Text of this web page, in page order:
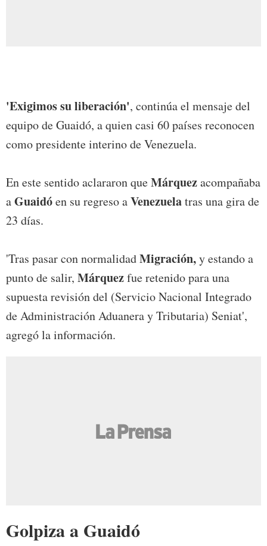
'Exigimos su liberación', continúa el mensaje del
equipo de Guaidó, a quien casi 60 países reconocen
como presidente interino de Venezuela.
En este sentido aclararon queMárquezacompañaba
aGuaidóen su regreso aVenezuelatras una gira de
23 días.
'Tras pasar con normalidadMigración,y estando a
punto de salir, Márquezfue retenido para una
supuesta revisión del (Servicio Nacional Integrado
de Administración Aduanera y Tributaria) Seniat',
agregó la información.
Golpiza a Guaidó